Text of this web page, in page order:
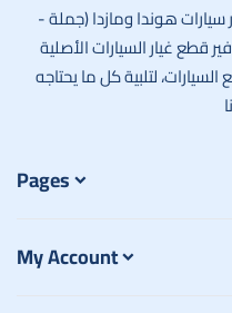
هوندا ومازدا (جملة -
2021 ونتميز بتوفير قطع غيار السيارات الأصلية
لتلبية كل ما يحتاجه
Pages
My Account